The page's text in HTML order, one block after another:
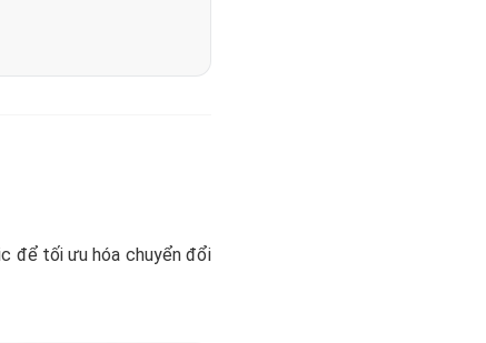
để tối ưu hóa chuyển đổi